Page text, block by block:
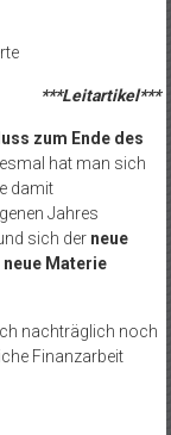
***Leitartikel***
zum Ende des
hat man sich
damit
Jahres
sich der neue
neue Materie
nachträglich noch
Finanzarbeit